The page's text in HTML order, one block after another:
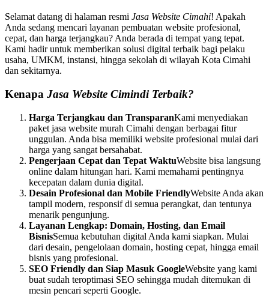
Selamat datang di halaman resmi Jasa Website Cimahi! Apakah
Anda sedang mencari layanan pembuatan website profesional,
cepat, dan harga terjangkau? Anda berada di tempat yang tepat.
Kami hadir untuk memberikan solusi digital terbaik bagi pelaku
usaha, UMKM, instansi, hingga sekolah di wilayah Kota Cimahi
dan sekitarnya.
Kenapa Jasa Website Cimindi Terbaik?
Harga Terjangkau dan TransparanKami menyediakan
paket jasa website murah Cimahi dengan berbagai fitur
unggulan. Anda bisa memiliki website profesional mulai dari
harga yang sangat bersahabat.
Pengerjaan Cepat dan Tepat WaktuWebsite bisa langsung
online dalam hitungan hari. Kami memahami pentingnya
kecepatan dalam dunia digital.
Desain Profesional dan Mobile FriendlyWebsite Anda akan
tampil modern, responsif di semua perangkat, dan tentunya
menarik pengunjung.
Layanan Lengkap: Domain, Hosting, dan Email
BisnisSemua kebutuhan digital Anda kami siapkan. Mulai
dari desain, pengelolaan domain, hosting cepat, hingga email
bisnis yang profesional.
SEO Friendly dan Siap Masuk GoogleWebsite yang kami
buat sudah teroptimasi SEO sehingga mudah ditemukan di
mesin pencari seperti Google.